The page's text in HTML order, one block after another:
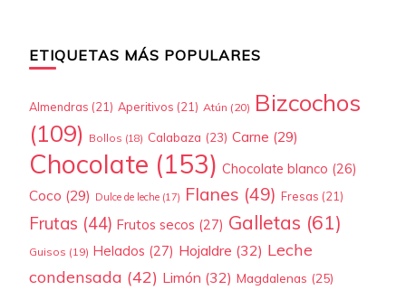
ETIQUETAS MÁS POPULARES
Almendras (21) Aperitivos (21) Atún (20) Bizcochos
(109) Bollos (18) Calabaza (23) Carne (29)
Chocolate (153) Chocolate blanco (26)
Coco (29) Dulce de leche (17) Flanes (49) Fresas (21)
Frutas (44) Frutos secos (27) Galletas (61)
Guisos (19) Helados (27) Hojaldre (32) Leche
condensada (42) Limón (32) Magdalenas (25)